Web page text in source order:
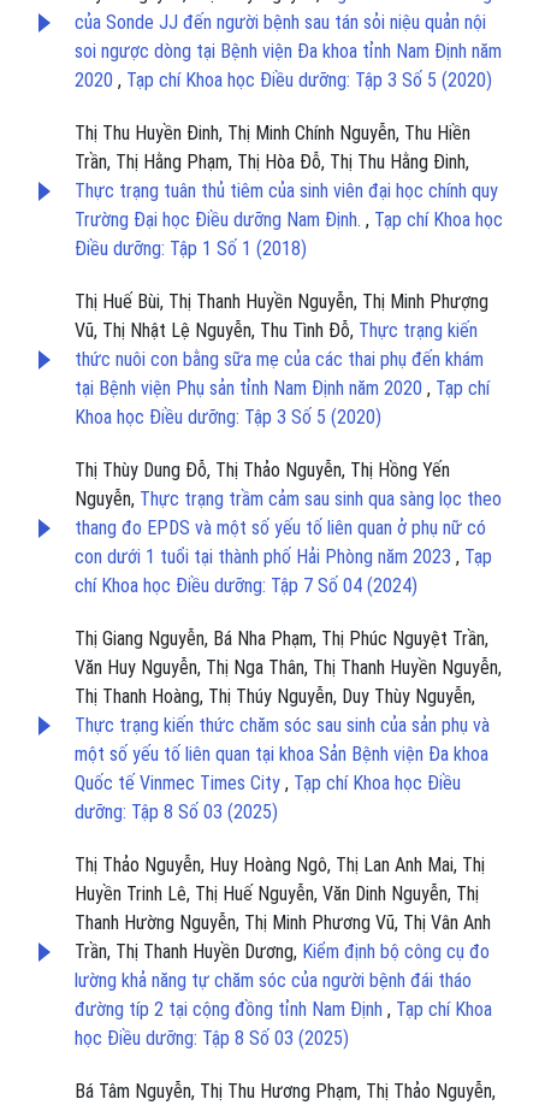
của Sonde JJ đến người bệnh sau tán sỏi niệu quản nội
soi ngược dòng tại Bệnh viện Đa khoa tỉnh Nam Định năm
2020 , Tạp chí Khoa học Điều dưỡng: Tập 3 Số 5 (2020)
Thị Thu Huyền Đinh, Thị Minh Chính Nguyễn, Thu Hiền
Trần, Thị Hằng Phạm, Thị Hòa Đỗ, Thị Thu Hằng Đinh,
Thực trạng tuân thủ tiêm của sinh viên đại học chính quy
Trường Đại học Điều dưỡng Nam Định. , Tạp chí Khoa học
Điều dưỡng: Tập 1 Số 1 (2018)
Thị Huế Bùi, Thị Thanh Huyền Nguyễn, Thị Minh Phượng
Vũ, Thị Nhật Lệ Nguyễn, Thu Tình Đỗ, Thực trạng kiến
thức nuôi con bằng sữa mẹ của các thai phụ đến khám
tại Bệnh viện Phụ sản tỉnh Nam Định năm 2020 , Tạp chí
Khoa học Điều dưỡng: Tập 3 Số 5 (2020)
Thị Thùy Dung Đỗ, Thị Thảo Nguyễn, Thị Hồng Yến
Nguyễn, Thực trạng trầm cảm sau sinh qua sàng lọc theo
thang đo EPDS và một số yếu tố liên quan ở phụ nữ có
con dưới 1 tuổi tại thành phố Hải Phòng năm 2023 , Tạp
chí Khoa học Điều dưỡng: Tập 7 Số 04 (2024)
Thị Giang Nguyễn, Bá Nha Phạm, Thị Phúc Nguyệt Trần,
Văn Huy Nguyễn, Thị Nga Thân, Thị Thanh Huyền Nguyễn,
Thị Thanh Hoàng, Thị Thúy Nguyễn, Duy Thùy Nguyễn,
Thực trạng kiến thức chăm sóc sau sinh của sản phụ và
một số yếu tố liên quan tại khoa Sản Bệnh viện Đa khoa
Quốc tế Vinmec Times City , Tạp chí Khoa học Điều
dưỡng: Tập 8 Số 03 (2025)
Thị Thảo Nguyễn, Huy Hoàng Ngô, Thị Lan Anh Mai, Thị
Huyền Trinh Lê, Thị Huế Nguyễn, Văn Dinh Nguyễn, Thị
Thanh Hường Nguyễn, Thị Minh Phương Vũ, Thị Vân Anh
Trần, Thị Thanh Huyền Dương, Kiểm định bộ công cụ đo
lường khả năng tự chăm sóc của người bệnh đái tháo
đường típ 2 tại cộng đồng tỉnh Nam Định , Tạp chí Khoa
học Điều dưỡng: Tập 8 Số 03 (2025)
Bá Tâm Nguyễn, Thị Thu Hương Phạm, Thị Thảo Nguyễn,